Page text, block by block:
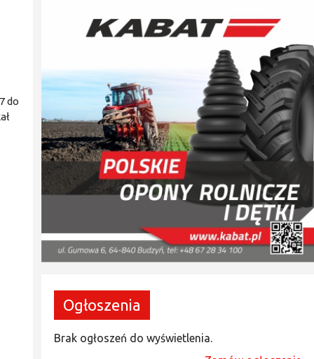
do
Ogłoszenia
Brak ogłoszeń do wyświetlenia.